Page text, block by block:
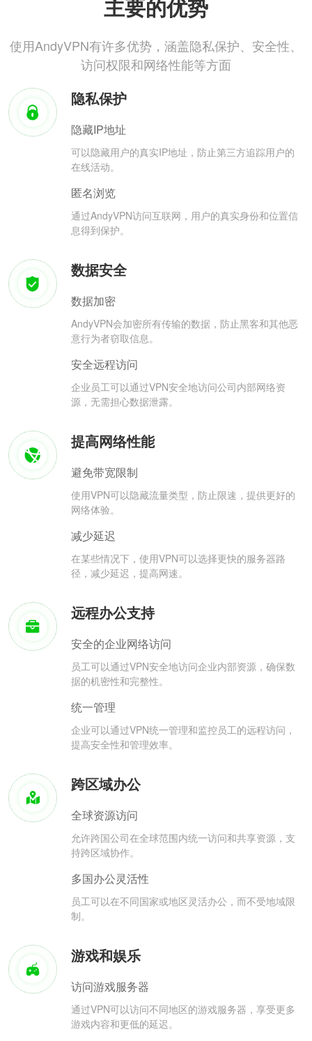
主要的优势
使用AndyVPN有许多优势，涵盖隐私保护、安全性、
访问权限和网络性能等方面
隐私保护
隐藏IP地址
可以隐藏用户的真实IP地址，防止第三方追踪用户的
在线活动。
匿名浏览
通过AndyVPN访问互联网，用户的真实身份和位置信
息得到保护。
数据安全
数据加密
AndyVPN会加密所有传输的数据，防止黑客和其他恶
意行为者窃取信息。
安全远程访问
企业员工可以通过VPN安全地访问公司内部网络资
源，无需担心数据泄露。
提高网络性能
避免带宽限制
使用VPN可以隐藏流量类型，防止限速，提供更好的
网络体验。
减少延迟
在某些情况下，使用VPN可以选择更快的服务器路
径，减少延迟，提高网速。
远程办公支持
安全的企业网络访问
员工可以通过VPN安全地访问企业内部资源，确保数
据的机密性和完整性。
统一管理
企业可以通过VPN统一管理和监控员工的远程访问，
提高安全性和管理效率。
跨区域办公
全球资源访问
允许跨国公司在全球范围内统一访问和共享资源，支
持跨区域协作。
多国办公灵活性
员工可以在不同国家或地区灵活办公，而不受地域限
制。
游戏和娱乐
访问游戏服务器
通过VPN可以访问不同地区的游戏服务器，享受更多
游戏内容和更低的延迟。